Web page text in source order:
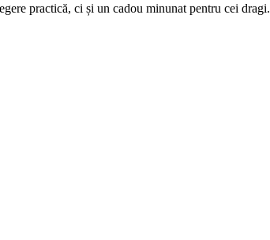
practică, ci și un cadou minunat pentru cei dragi.